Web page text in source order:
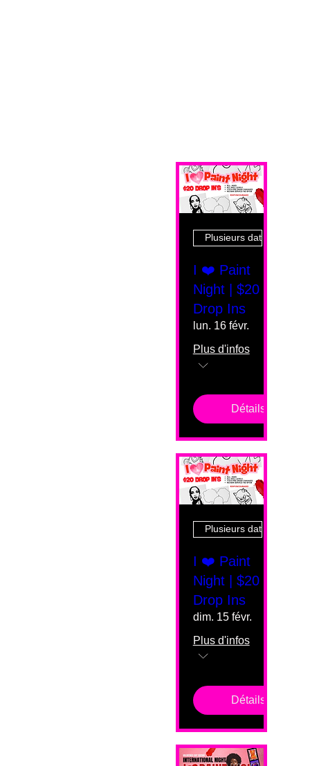
Plusieurs dates
I ❤️ Paint
Night | $20
Drop Ins
lun. 16 févr.
Plus d'infos
Détails
Plusieurs dates
I ❤️ Paint
Night | $20
Drop Ins
dim. 15 févr.
Plus d'infos
Détails